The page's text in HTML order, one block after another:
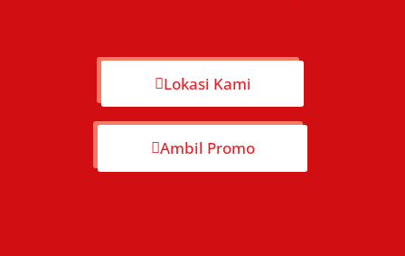
Lokasi Kami
Ambil Promo